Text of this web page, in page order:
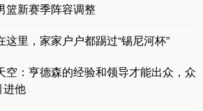
篮新赛季阵容调整
里，家家户户都踢过“锡尼河杯”
空：亨德森的经验和领导才能出众，众
进他